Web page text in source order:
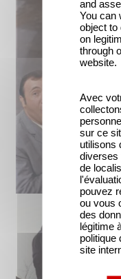
and
You can
object to
on
through
website.
Avec
sur ce
utilisons
diverses
de
pouvez
ou vous
des
légitime
politique
site